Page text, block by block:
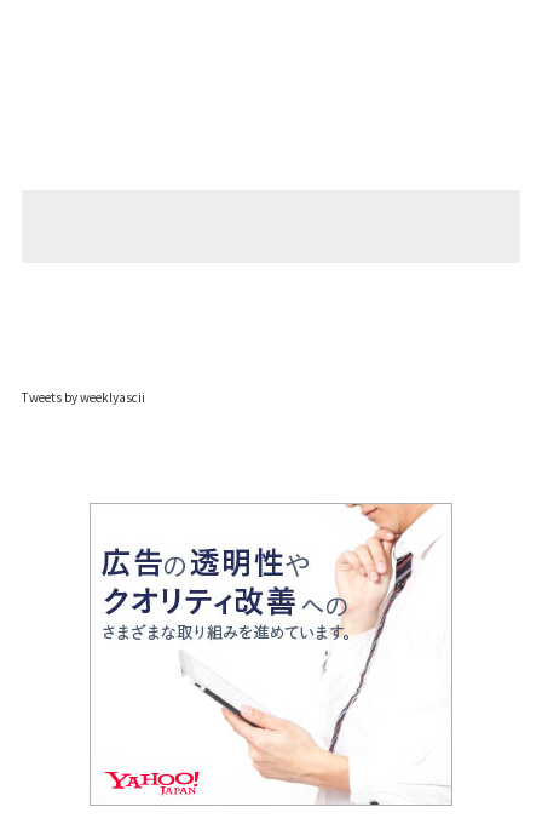
Tweets by weeklyascii